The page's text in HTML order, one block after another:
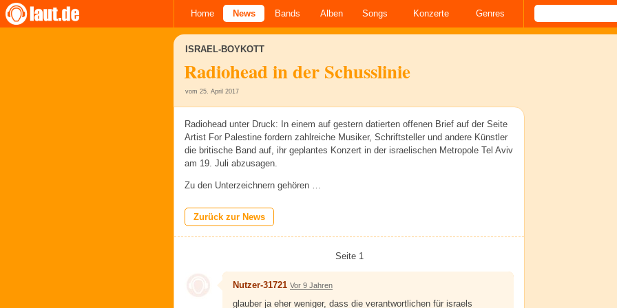
Home News Bands Alben Songs Konzerte Genres
ISRAEL-BOYKOTT
Radiohead in der Schusslinie
vom 25. April 2017
Radiohead unter Druck: In einem auf gestern datierten offenen Brief auf der Seite
Artist For Palestine fordern zahlreiche Musiker, Schriftsteller und andere Künstler
die britische Band auf, ihr geplantes Konzert in der israelischen Metropole Tel Aviv
am 19. Juli abzusagen.
Zu den Unterzeichnern gehören …
Zurück zur News
Seite 1
Nutzer-31721 Vor 9 Jahren
glauber ja eher weniger, dass die verantwortlichen für israels